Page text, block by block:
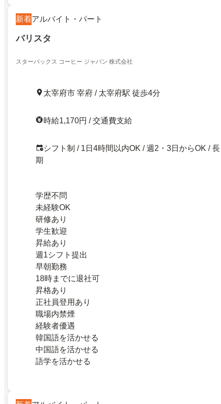
新着アルバイト・パート
バリスタ
スターバックス コーヒー ジャパン 株式会社
太宰府市 宰府 / 太宰府駅 徒歩4分
時給1,170円 / 交通費支給
シフト制 / 1日4時間以内OK / 週2・3日からOK / 長
期
学歴不問
未経験OK
研修あり
学生歓迎
昇給あり
週1シフト提出
早朝勤務
18時までに退社可
昇格あり
正社員登用あり
職場内禁煙
経験者優遇
韓国語を活かせる
中国語を活かせる
語学を活かせる